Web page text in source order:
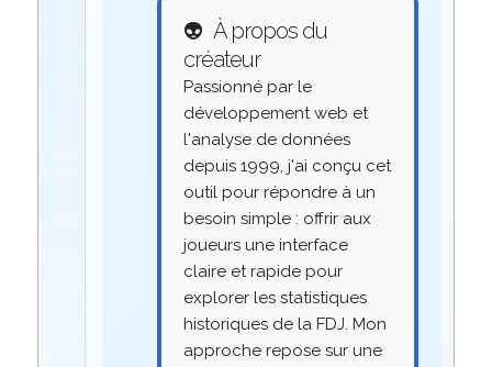
👽 À propos du
créateur
Passionné par le
développement web et
l'analyse de données
depuis 1999, j'ai conçu cet
outil pour répondre à un
besoin simple : offrir aux
joueurs une interface
claire et rapide pour
explorer les statistiques
historiques de la FDJ. Mon
approche repose sur une